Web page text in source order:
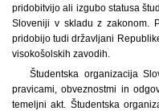
pridobitvijo ali izgubo statusa
Sloveniji v skladu z zakonom.
pridobijo tudi državljani
visokošolskih zavodih.
Študentska organizacija
pravicami, obveznostmi in
temeljni akt. Študentska